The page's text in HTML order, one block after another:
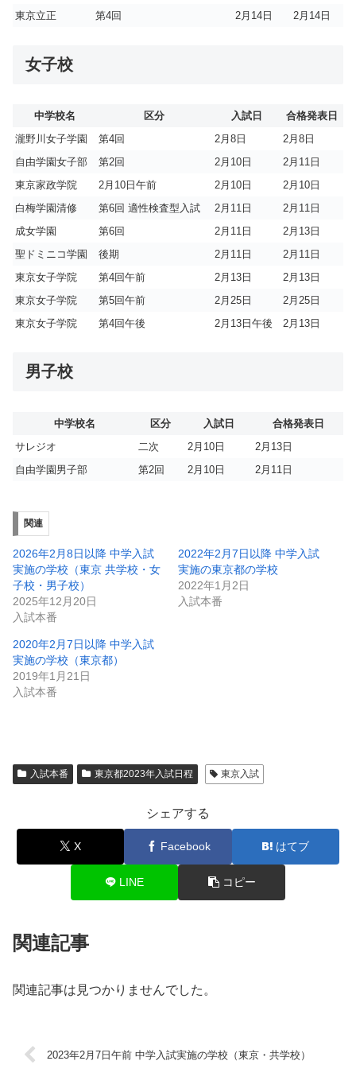
東京立正 第4回 2月14日 2月14日
女子校
中学校名 区分 入試日
合格発表日
瀧野川女子学園
第4回 2月8日
2月8日
自由学園女子部
第2回 2月10日
2月11日
東京家政学院
2月10日午前 2月10日
2月10日
白梅学園清修
第6回 適性検査型入試 2月11日
2月11日
成女学園
第6回 2月11日
2月13日
聖ドミニコ学園
後期 2月11日
2月11日
東京女子学院
第4回午前 2月13日
2月13日
東京女子学院
第5回午前 2月25日
2月25日
東京女子学院
第4回午後 2月13日午後 2月13日
男子校
中学校名 区分 入試日
合格発表日
サレジオ
二次 2月10日
2月13日
自由学園男子部
第2回 2月10日 2月11日
関連
2026年2月8日以降 中学入試
実施の学校（東京 共学校・女
子校・男子校）
2025年12月20日
入試本番
2022年2月7日以降 中学入試
実施の東京都の学校
2022年1月2日
入試本番
2020年2月7日以降 中学入試
実施の学校（東京都）
2019年1月21日
入試本番
入試本番 東京都2023年入試日程 東京入試
シェアする
X Facebook はてブ
LINE コピー
関連記事
関連記事は見つかりませんでした。
2023年2月7日午前 中学入試実施の学校（東京・共学校）